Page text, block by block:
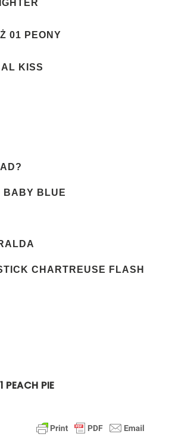
01 PEONY
KISS
BABY BLUE
CHARTREUSE FLASH
PEACH PIE